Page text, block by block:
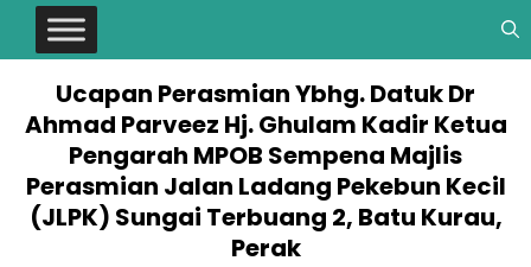
Ucapan Perasmian Ybhg. Datuk Dr
Ahmad Parveez Hj. Ghulam Kadir Ketua
Pengarah MPOB Sempena Majlis
Perasmian Jalan Ladang Pekebun Kecil
(JLPK) Sungai Terbuang 2, Batu Kurau,
Perak